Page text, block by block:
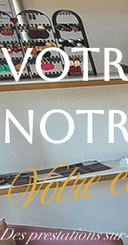
Votre
Des prestations